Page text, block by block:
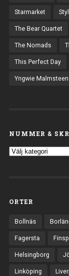
Starmarket
The Bear Quartet
The Nomads
This Perfect Day
Yngwie Malmsteen
NUMMER &
ORTER
Bollnäs
Fagersta
Helsingborg
Linköping